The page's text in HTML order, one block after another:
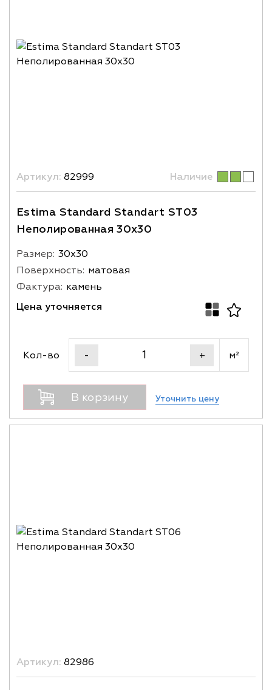
Артикул: 82999 Наличие
Estima Standard Standart ST03
Неполированная 30x30
Размер: 30х30
Поверхность: матовая
Фактура: камень
Цена уточняется
Кол-во - + м²
В корзину Уточнить цену
Артикул: 82986